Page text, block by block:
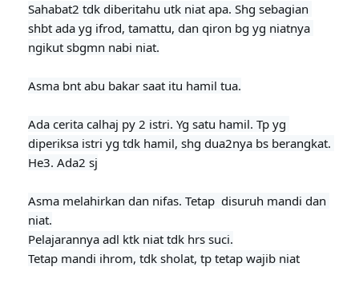
Sahabat2 tdk diberitahu utk niat apa. Shg sebagian
shbt ada yg ifrod, tamattu, dan qiron bg yg niatnya
ngikut sbgmn nabi niat.
Asma bnt abu bakar saat itu hamil tua.
Ada cerita calhaj py 2 istri. Yg satu hamil. Tp yg
diperiksa istri yg tdk hamil, shg dua2nya bs berangkat.
He3. Ada2 sj
Asma melahirkan dan nifas. Tetap  disuruh mandi dan
niat.
Pelajarannya adl ktk niat tdk hrs suci.
Tetap mandi ihrom, tdk sholat, tp tetap wajib niat